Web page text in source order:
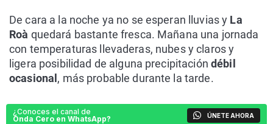
De cara a la noche ya no se esperan lluvias y La
Roà quedará bastante fresca. Mañana una jornada
con temperaturas llevaderas, nubes y claros y
ligera posibilidad de alguna precipitacióndébil
ocasional , más probable durante la tarde.
¿Conoces el canal de
Onda Cero en WhatsApp?
ÚNETE AHORA